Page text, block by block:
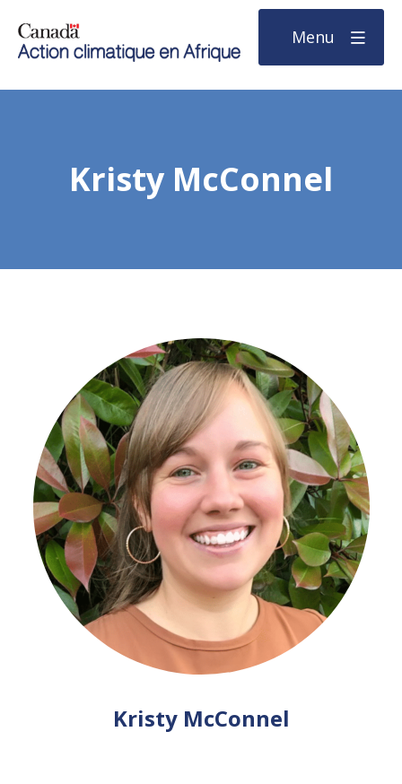
Menu
Kristy McConnel
Kristy McConnel